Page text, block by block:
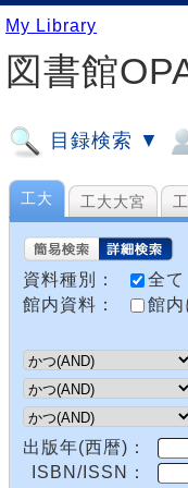
My Library
図書館
目録検索 ▼
工大 工大大宮
資料種別： 全て
館内資料：
館内
出版年(西暦)：
ISBN/ISSN：